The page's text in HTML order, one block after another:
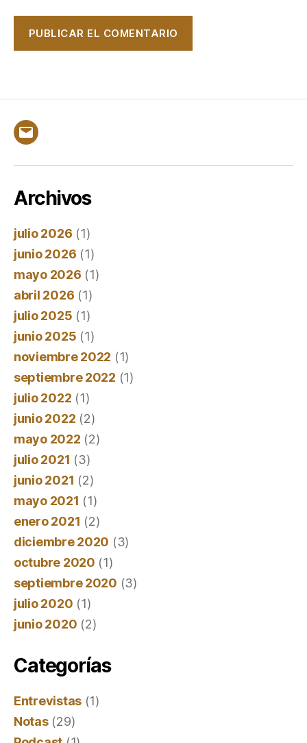
Correo
Archivos
julio 2026 (1)
junio 2026 (1)
mayo 2026 (1)
abril 2026 (1)
julio 2025 (1)
junio 2025 (1)
noviembre 2022 (1)
septiembre 2022 (1)
julio 2022 (1)
junio 2022 (2)
mayo 2022 (2)
julio 2021 (3)
junio 2021 (2)
mayo 2021 (1)
enero 2021 (2)
diciembre 2020 (3)
octubre 2020 (1)
septiembre 2020 (3)
julio 2020 (1)
junio 2020 (2)
Categorías
Entrevistas (1)
Notas(29)